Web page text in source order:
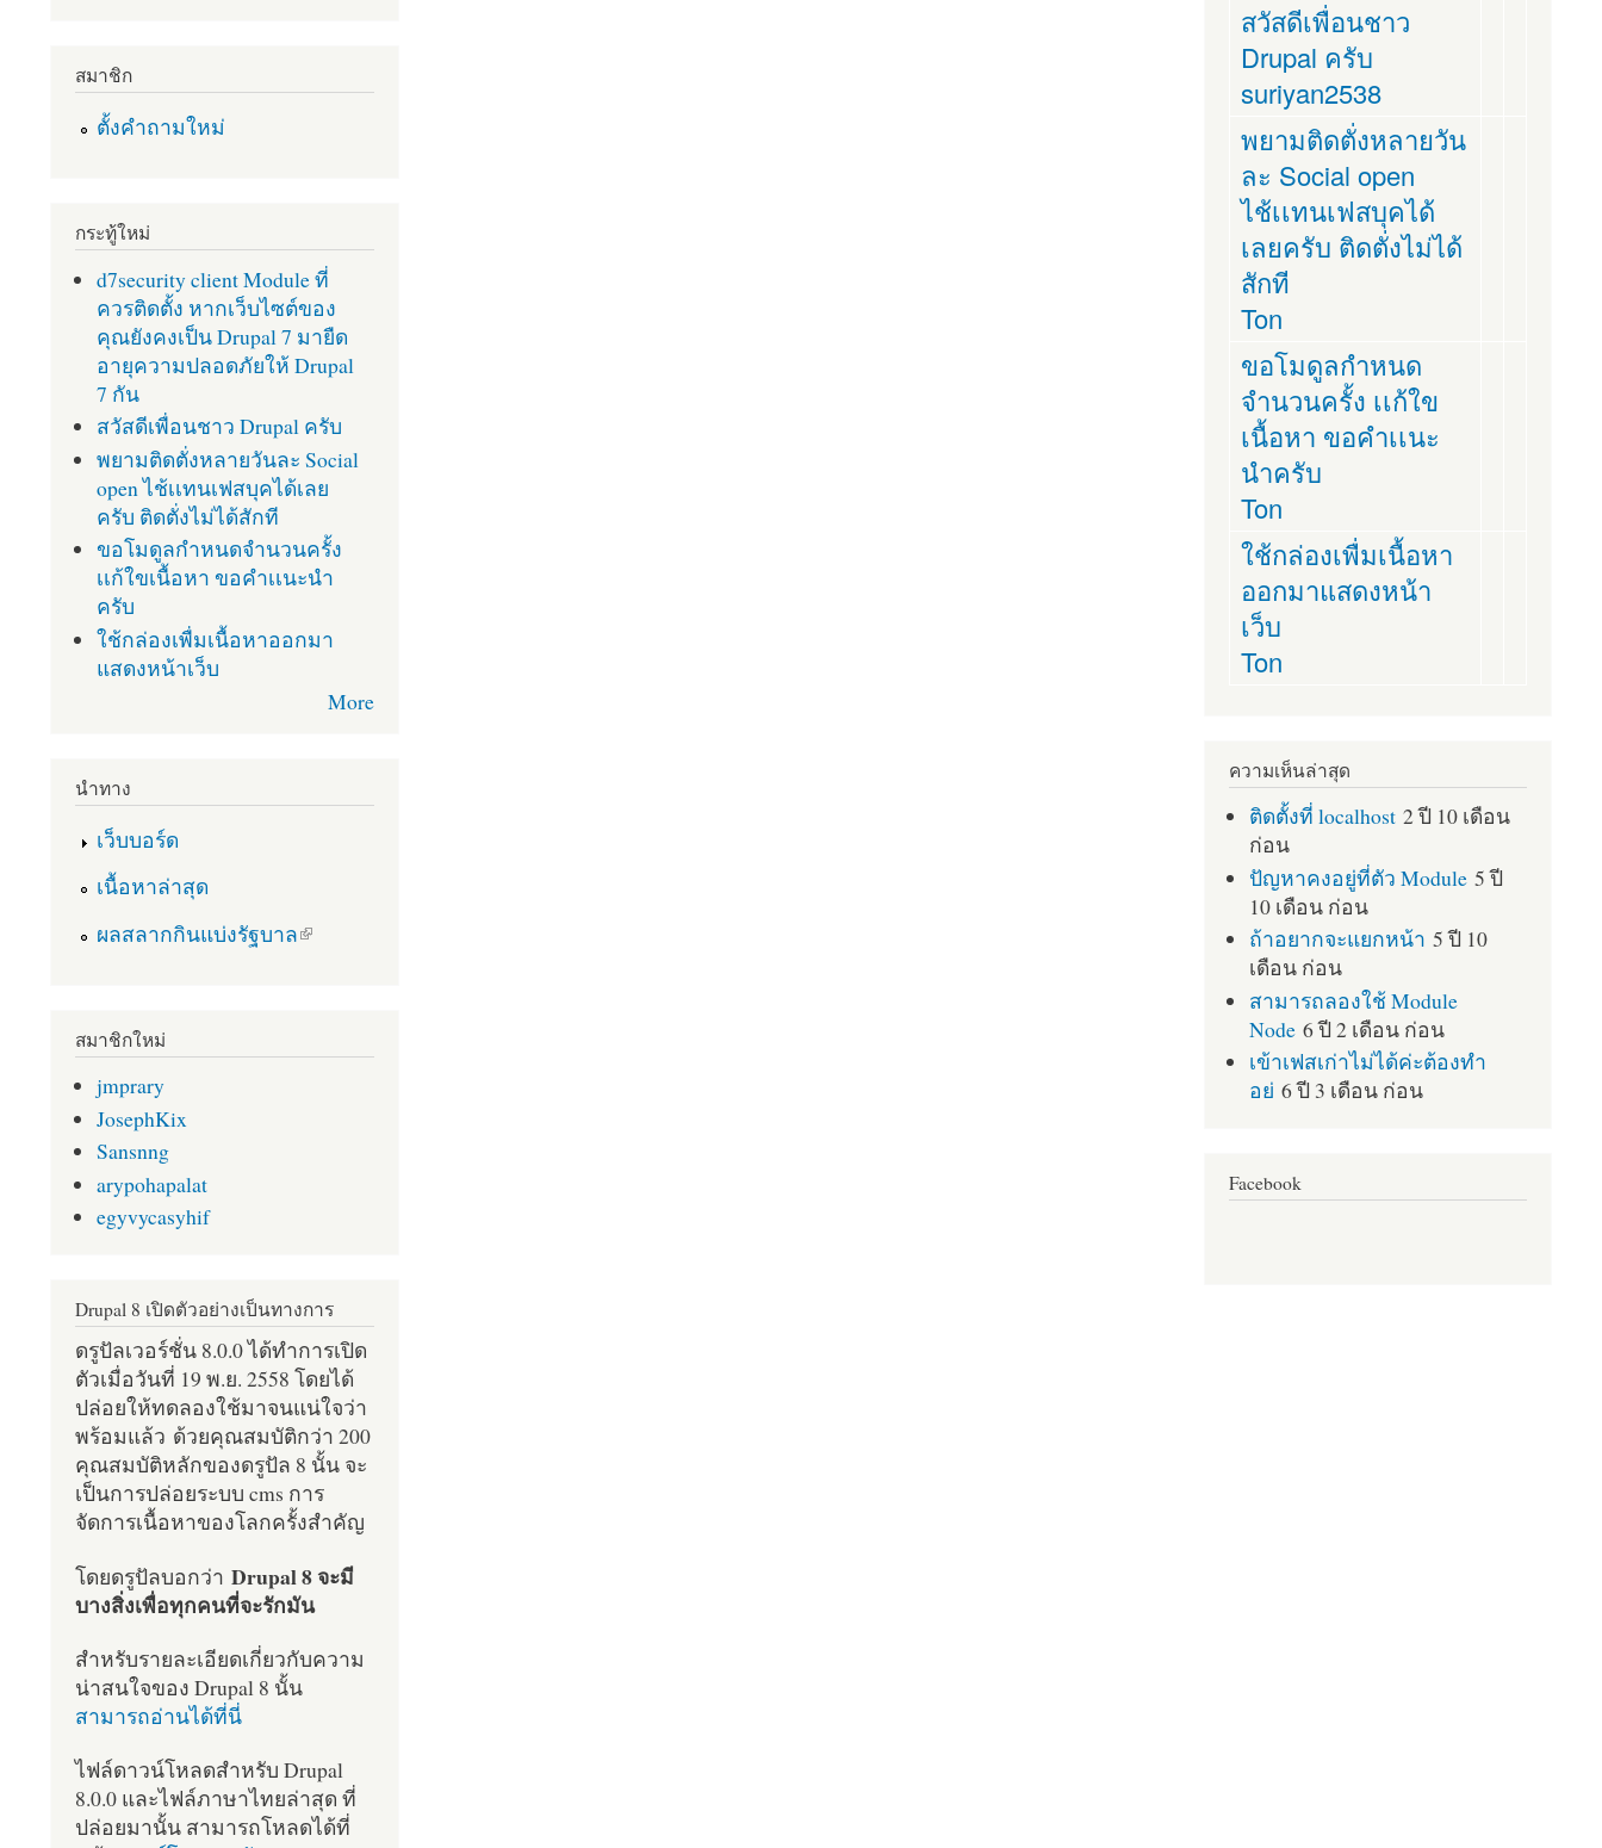
สมาชิก
ตั้งคำถามใหม่
กระทู้ใหม่
d7security client Module ที่
ควรติดตั้ง หากเว็บไซต์ของ
คุณยังคงเป็น Drupal 7 มายืด
อายุความปลอดภัยให้ Drupal
7 กัน
สวัสดีเพื่อนชาว Drupal ครับ
พยามติดตั่งหลายวันละ Social
open ไช้เเทนเฟสบุคได้เลย
ครับ ติดตั่งไม่ได้สักที
ขอโมดูลกำหนดจำนวนครั้ง
เเก้ใขเนื้อหา ขอคำเเนะนำ
ครับ
ใช้กล่องเพื่มเนื้อหาออกมา
แสดงหน้าเว็บ
More
นำทาง
เว็บบอร์ด
เนื้อหาล่าสุด
ผลสลากกินแบ่งรัฐบาล
(link is external)
สมาชิกใหม่
jmprary
JosephKix
Sansnng
arypohapalat
egyvycasyhif
Drupal 8 เปิดตัวอย่างเป็นทางการ
ดรูปัลเวอร์ชั่น 8.0.0 ได้ทำการเปิด
ตัวเมื่อวันที่ 19 พ.ย. 2558 โดยได้
ปล่อยให้ทดลองใช้มาจนแน่ใจว่า
พร้อมแล้ว ด้วยคุณสมบัติกว่า 200
คุณสมบัติหลักของดรูปัล 8 นั้น จะ
เป็นการปล่อยระบบ cms การ
จัดการเนื้อหาของโลกครั้งสำคัญ
โดยดรูปัลบอกว่า Drupal 8 จะมี
บางสิ่งเพื่อทุกคนที่จะรักมัน
สำหรับรายละเอียดเกี่ยวกับความ
น่าสนใจของ Drupal 8 นั้น
สามารถอ่านได้ที่นี่
ไฟล์ดาวน์โหลดสำหรับ Drupal
8.0.0 และไฟล์ภาษาไทยล่าสุด ที่
ปล่อยมานั้น สามารถโหลดได้ที่
สวัสดีเพื่อนชาว
Drupal ครับ
suriyan2538
พยามติดตั่งหลายวัน
ละ Social open
ไช้เเทนเฟสบุคได้
เลยครับ ติดตั่งไม่ได้
สักที
Ton
ขอโมดูลกำหนด
จำนวนครั้ง เเก้ใข
เนื้อหา ขอคำเเนะ
นำครับ
Ton
ใช้กล่องเพื่มเนื้อหา
ออกมาแสดงหน้า
เว็บ
Ton
ความเห็นล่าสุด
ติดตั้งที่ localhost 2 ปี 10 เดือน
ก่อน
ปัญหาคงอยู่ที่ตัว Module 5 ปี
10 เดือน ก่อน
ถ้าอยากจะแยกหน้า 5 ปี 10
เดือน ก่อน
สามารถลองใช้ Module
Node 6 ปี 2 เดือน ก่อน
เข้าเฟสเก่าไม่ได้ค่ะต้องทำ
อย่ 6 ปี 3 เดือน ก่อน
Facebook